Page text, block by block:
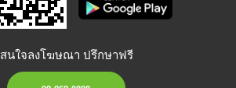
สนใจลงโฆษณา ปรึกษาฟรี